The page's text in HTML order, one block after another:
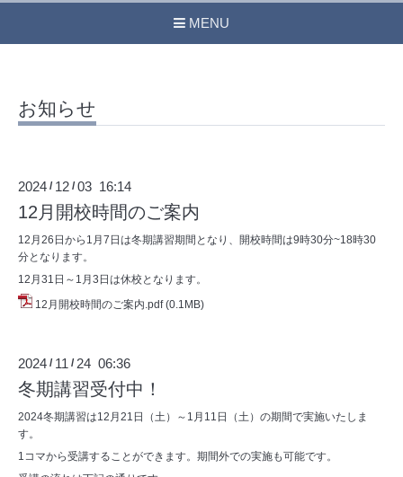
MENU
お知らせ
2024 / 12 /03 16:14
12月開校時間のご案内
12月26日から1月7日は冬期講習期間となり、開校時間は9時30分~18時30
分となります。
12月31日～1月3日は休校となります。
12月開校時間のご案内.pdf (0.1MB)
2024 / 11 / 24 06:36
冬期講習受付中！
2024冬期講習は12月21日（土）～1月11日（土）の期間で実施いたしま
す。
1コマから受講することができます。期間外での実施も可能です。